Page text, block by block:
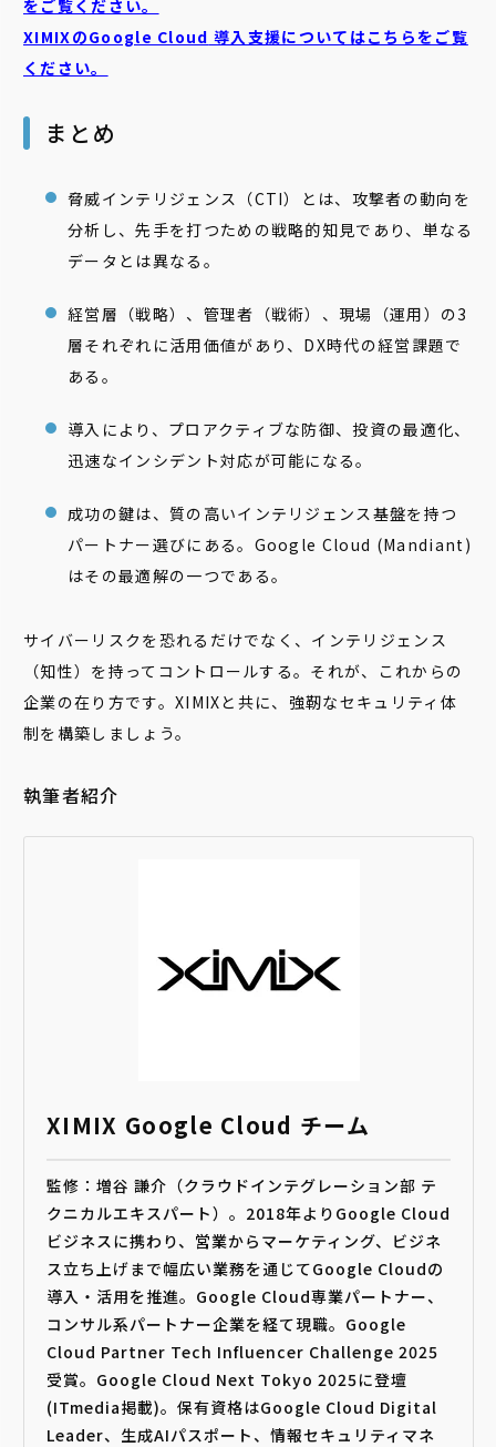
をご覧ください。
XIMIXのGoogle Cloud 導入支援についてはこちらをご覧
ください。
まとめ
脅威インテリジェンス（CTI）とは、攻撃者の動向を
分析し、先手を打つための戦略的知見であり、単なる
データとは異なる。
経営層（戦略）、管理者（戦術）、現場（運用）の3
層それぞれに活用価値があり、DX時代の経営課題で
ある。
導入により、プロアクティブな防御、投資の最適化、
迅速なインシデント対応が可能になる。
成功の鍵は、質の高いインテリジェンス基盤を持つ
パートナー選びにある。Google Cloud (Mandiant)
はその最適解の一つである。
サイバーリスクを恐れるだけでなく、インテリジェンス
（知性）を持ってコントロールする。それが、これからの
企業の在り方です。XIMIXと共に、強靭なセキュリティ体
制を構築しましょう。
執筆者紹介
XIMIX Google Cloud チーム
監修：増谷 謙介（クラウドインテグレーション部 テ
クニカルエキスパート）。2018年よりGoogle Cloud
ビジネスに携わり、営業からマーケティング、ビジネ
ス立ち上げまで幅広い業務を通じてGoogle Cloudの
導入・活用を推進。Google Cloud専業パートナー、
コンサル系パートナー企業を経て現職。Google
Cloud Partner Tech Influencer Challenge 2025
受賞。Google Cloud Next Tokyo 2025に登壇
(ITmedia掲載)。保有資格はGoogle Cloud Digital
Leader、生成AIパスポート、情報セキュリティマネ